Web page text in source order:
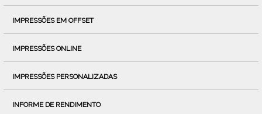
IMPRESSÕES EM OFFSET
IMPRESSÕES ONLINE
IMPRESSÕES PERSONALIZADAS
INFORME DE RENDIMENTO